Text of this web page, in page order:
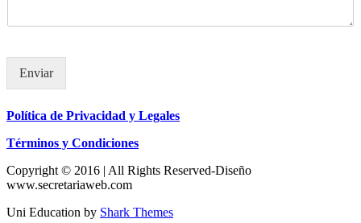
Enviar
Política de Privacidad y Legales
Términos y Condiciones
Copyright © 2016 | All Rights Reserved-Diseño
www.secretariaweb.com
Uni Education by Shark Themes